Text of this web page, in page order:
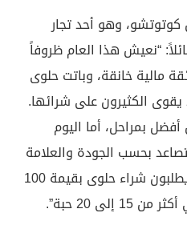
وهو أحد تجار
“نعيش هذا العام ظروفاً
مالية خانقة، وباتت حلوى
الكثيرون على شرائها.
بمراحل، أما اليوم
من 240 ليرة وتتصاعد بحسب الجودة والعلامة
التجارية، حتى إن الناس باتوا يطلبون شراء حلوى بقيمة 100
20 حبة”.